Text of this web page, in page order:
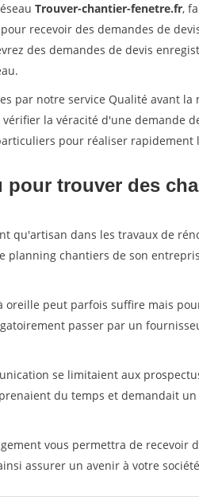
Trouver-chantier-fenetre.fr,
recevoir des demandes de
des demandes de devis
par notre service Qualité avant la
la véracité d'une demande
pour réaliser rapidement
pour trouver des
qu'artisan dans les travaux de
planning chantiers de son
oreille peut parfois suffire mais
passer par un
se limitaient aux
du temps et demandait
vous permettra de recevoir
assurer un avenir à votre